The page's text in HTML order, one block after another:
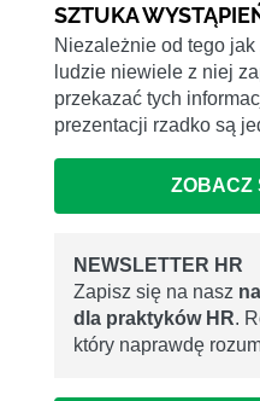
SZTUKA
Niezależnie od tego jak
ludzie niewiele z niej
przekazać tych
prezentacji rzadko są
ZOBACZ
NEWSLETTER HR
Zapisz się na nasz
dla praktyków HR.
który naprawdę